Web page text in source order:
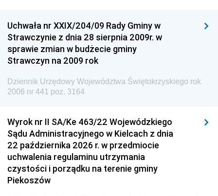
Dziennik Urzędowy Ministra Przemysłu
Dziennik Urzędowy Ministra Finansów i Gospodarki
Dziennik Urzędowy Ministra do Spraw Unii
Dziennik Urzędowy Agencji Wywiadu
Uchwała nr XXIX/204/09 Rady Gminy w
Strawczynie z dnia 28 sierpnia 2009r. w
sprawie zmian w budżecie gminy
Strawczyn na 2009 rok
Dziennik Urzędowy Województwa Świętokrzyskiego rok
2006 nr 441 poz. 3164
Wyrok nr II SA/Ke 463/22 Wojewódzkiego
Sądu Administracyjnego w Kielcach z dnia
22 października 2026 r. w przedmiocie
uchwalenia regulaminu utrzymania
czystości i porządku na terenie gminy
Piekoszów